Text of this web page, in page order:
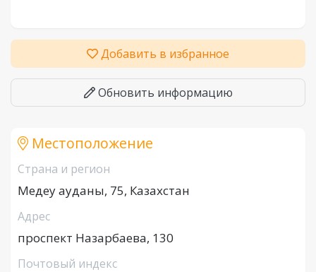
Добавить в избранное
Обновить информацию
Местоположение
Страна и регион
Медеу ауданы, 75, Казахстан
Адрес
проспект Назарбаева, 130
Почтовый индекс